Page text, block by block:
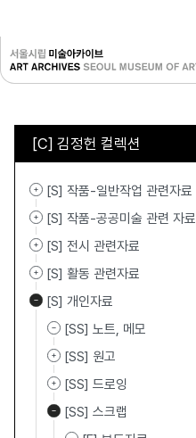
[C] 김정헌 컬렉션
[S] 작품-일반작업 관련자료
[S] 작품-공공미술 관련 자료
[S] 전시 관련자료
[S] 활동 관련자료
[S] 개인자료
[SS] 노트, 메모
[SS] 원고
[SS] 드로잉
[SS] 스크랩